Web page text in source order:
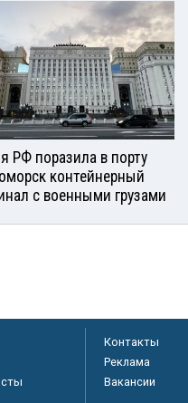
РФ поразила в порту
контейнерный
с военными грузами
Контакты
Реклама
Вакансии